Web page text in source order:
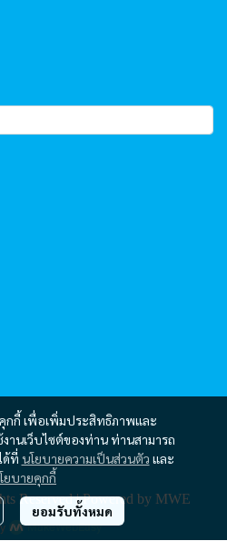
กกี้ เพื่อเพิ่มประสิทธิภาพและ
านเว็บไซต์ของท่าน ท่านสามารถ
ด้ที่ นโยบายความเป็นส่วนตัว และ
ยบายคุกกี้
ยอมรับทั้งหมด
Reserved | Powered by MWE
MakeWebEasy